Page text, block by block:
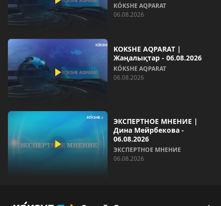
KÓKSHE AQPARAT
06.08.2026
KOKSHE AQPARAT |
Жаңалықтар - 06.08.2026
KÓKSHE AQPARAT
06.08.2026
ЭКСПЕРТНОЕ МНЕНИЕ |
Дина Мейрбекова -
06.08.2026
ЭКСПЕРТНОЕ МНЕНИЕ
06.08.2026